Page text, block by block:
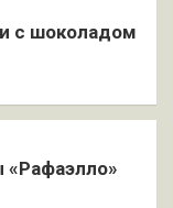
с шоколадом